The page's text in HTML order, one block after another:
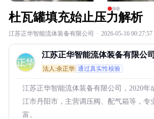
杜瓦罐填充始止压力解析
江苏正华智能流体装备有限公司 · 2026-05-16 00:27:57
江苏正华智能流体装备有限公司
法人:余正华 通过真实性核验
江苏正华智能流体装备有限公司，2020年
江市丹阳市，主营调压阀、配气箱等，专
富。